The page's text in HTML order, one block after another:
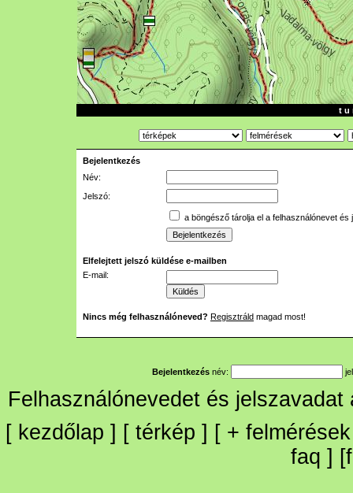
t u
Bejelentkezés
Név:
Jelszó:
a böngésző tárolja el a felhasználónevet és
Elfelejtett jelszó küldése e-mailben
E-mail:
Nincs még felhasználóneved? Regisztráld magad most!
Bejelentkezés név:
Felhasználónevedet és
[ kezdőlap ] [ térkép ] [ + felmérések
faq ] [